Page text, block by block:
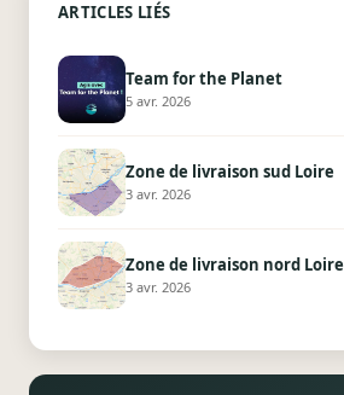
ARTICLES LIÉS
Team for the Planet
5 avr. 2026
Zone de livraison sud Loire
3 avr. 2026
Zone de livraison nord Loire
3 avr. 2026